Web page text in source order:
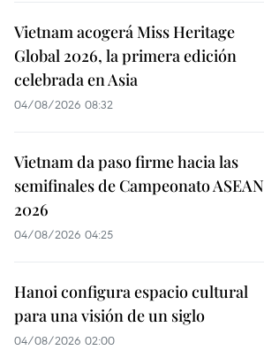
Vietnam acogerá Miss Heritage
Global 2026, la primera edición
celebrada en Asia
04/08/2026 08:32
Vietnam da paso firme hacia las
semifinales de Campeonato ASEAN
2026
04/08/2026 04:25
Hanoi configura espacio cultural
para una visión de un siglo
04/08/2026 02:00